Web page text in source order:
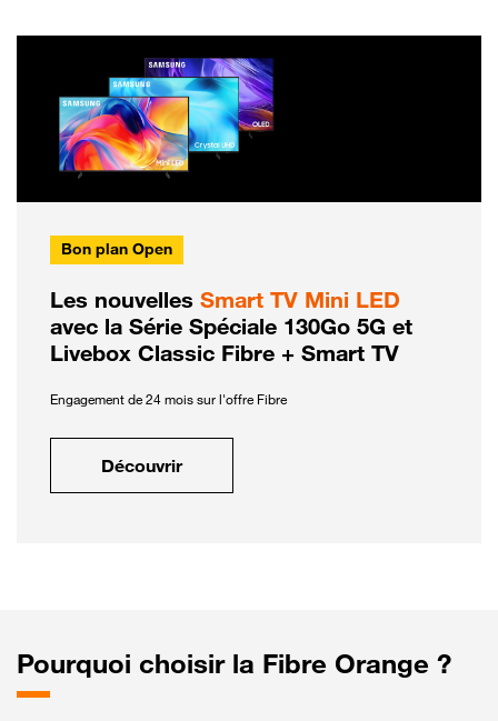
Bon plan Open
Les nouvelles Smart TV Mini LED
avec la Série Spéciale 130Go 5G et
Livebox Classic Fibre + Smart TV
Engagement de 24 mois sur l'offre Fibre
Découvrir
Pourquoi choisir la Fibre Orange ?